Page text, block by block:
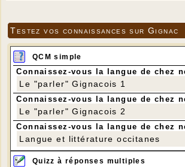
L'eau de ce petit ruisseau, le seul
ressort au gouffre du Blagour ou,
l'évent du Boulet, mais le Boulet, lui,
"sorti".Mystères du monde souterrain.
brusquement de l'évent avec fracas,
bouillonnant. Spectacle à voir... En
retenue par unbarrage souterrain
d'argile et d'alluvions.Lorsque la
est trop forte, le bouchon se rompt.
le lit du Boulet est à sec, mais après
pluies il est probable que le Boulet
jours prochains.
Testez vos connaissances sur Gignac
QCM simple
Connaissez-vous la langue de chez
Le "parler" Gignacois 1
Connaissez-vous la langue de chez
Le "parler" Gignacois 2
Connaissez-vous la langue de chez
Langue et littérature occitanes
Quizz à réponses multiples